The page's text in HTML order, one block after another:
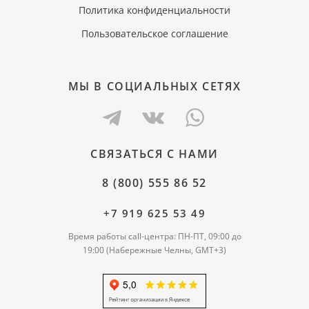
Политика конфиденциальности
Пользовательское соглашение
МЫ В СОЦИАЛЬНЫХ СЕТЯХ
СВЯЗАТЬСЯ С НАМИ
8 (800) 555 86 52
+7 919 625 53 49
Время работы call-центра: ПН-ПТ, 09:00 до
19:00 (Набережные Челны, GMT+3)